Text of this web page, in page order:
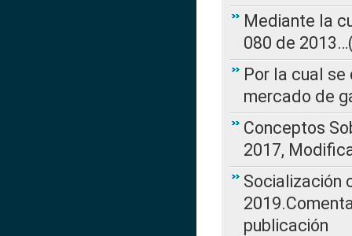
Mediante la
080 de
Por la cual
mercado de
Conceptos
2017,
Socialización
publicación